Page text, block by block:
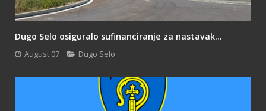
Dugo Selo osiguralo sufinanciranje za nastavak...
August 07 Dugo Selo